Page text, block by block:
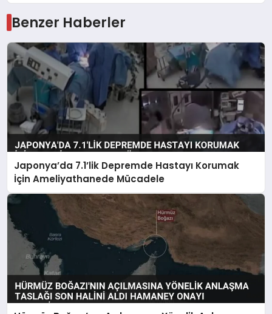
Benzer Haberler
Japonya’da 7.1’lik Depremde Hastayı Korumak
İçin Ameliyathanede Mücadele